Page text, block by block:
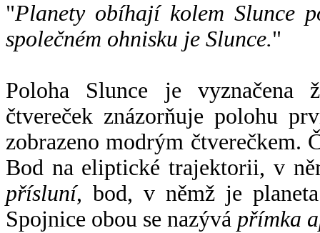
"Planety obíhají kolem Slunce
společném ohnisku je Slunce."
Poloha Slunce je vyznačena
čtvereček znázorňuje polohu
zobrazeno modrým čtverečkem.
Bod na eliptické trajektorii, v
přísluní, bod, v němž je
Spojnice obou se nazývá přímka